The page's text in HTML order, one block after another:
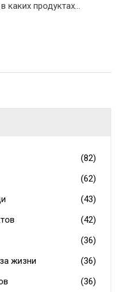
каких продуктах
рациона и кто
в их рационе.
(82)
(62)
(43)
(42)
(36)
жизни
(36)
(36)